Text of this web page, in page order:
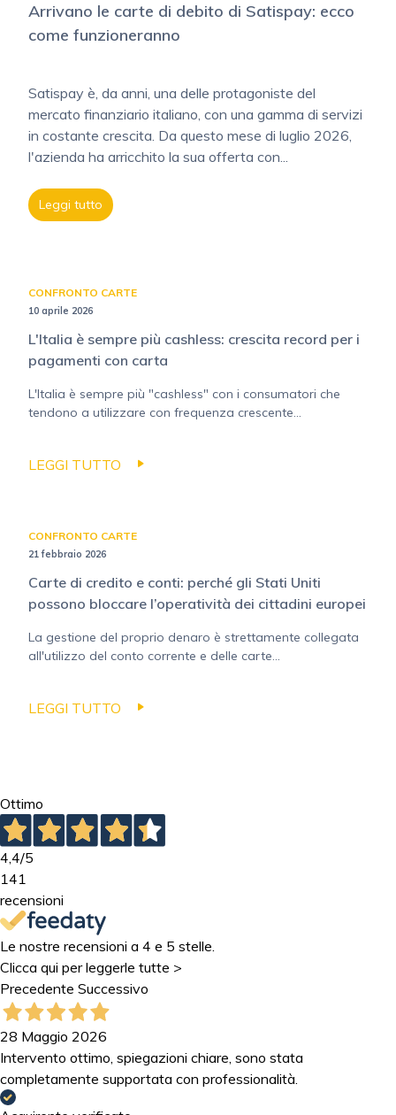
Arrivano le carte di debito di Satispay: ecco
come funzioneranno
Satispay è, da anni, una delle protagoniste del
mercato finanziario italiano, con una gamma di servizi
in costante crescita. Da questo mese di luglio 2026,
l'azienda ha arricchito la sua offerta con...
Leggi tutto
CONFRONTO CARTE
10 aprile 2026
L'Italia è sempre più cashless: crescita record per i
pagamenti con carta
L'Italia è sempre più "cashless" con i consumatori che
tendono a utilizzare con frequenza crescente...
LEGGI TUTTO
CONFRONTO CARTE
21 febbraio 2026
Carte di credito e conti: perché gli Stati Uniti
possono bloccare l’operatività dei cittadini europei
La gestione del proprio denaro è strettamente collegata
all'utilizzo del conto corrente e delle carte...
LEGGI TUTTO
Ottimo
4,4/5
141
recensioni
Le nostre recensioni a 4 e 5 stelle.
Clicca qui per leggerle tutte >
Precedente Successivo
28 Maggio 2026
Intervento ottimo, spiegazioni chiare, sono stata
completamente supportata con professionalità.